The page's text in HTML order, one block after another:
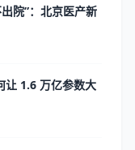
院”：北京医产新
让 1.6 万亿参数大